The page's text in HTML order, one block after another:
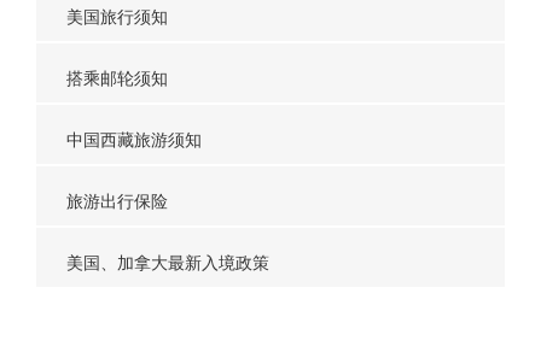
美国旅行须知
搭乘邮轮须知
中国西藏旅游须知
旅游出行保险
美国、加拿大最新入境政策